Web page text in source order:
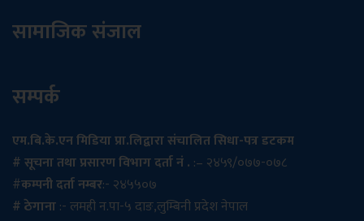
सामाजिक संजाल
सम्पर्क
एम.बि.के.एन मिडिया प्रा.लिद्वारा संचालित सिधा-पत्र डटकम
# सूचना तथा प्रसारण विभाग दर्ता नं . :– २४५९/०७७-०७८
#कम्पनी दर्ता नम्बर:- २४५५०७
# ठेगाना:- लमही न.पा-५ दाङ,लुम्बिनी प्रदेश नेपाल